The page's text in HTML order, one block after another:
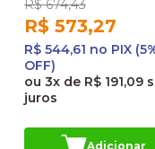
R$ 674,43
R$ 573,27
R$ 544,61 no PIX
OFF)
ou 3x de R$ 191,09
juros
Adicionar